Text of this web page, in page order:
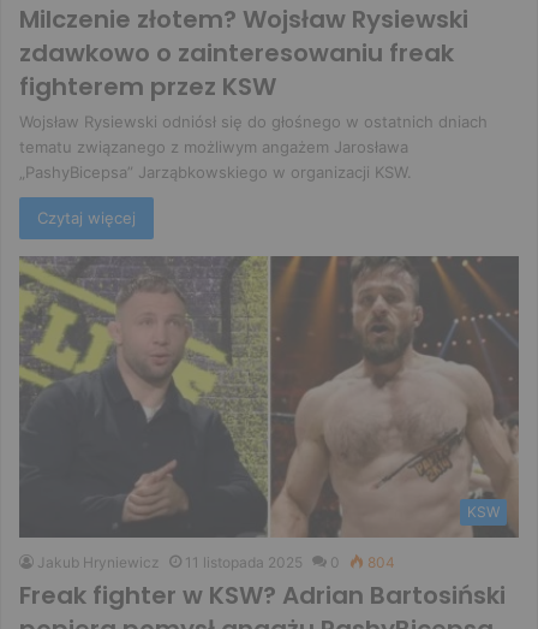
Milczenie złotem? Wojsław Rysiewski
zdawkowo o zainteresowaniu freak
fighterem przez KSW
Wojsław Rysiewski odniósł się do głośnego w ostatnich dniach
tematu związanego z możliwym angażem Jarosława
„PashyBicepsa” Jarząbkowskiego w organizacji KSW.
Czytaj więcej
KSW
Jakub Hryniewicz 11 listopada 2025 0 804
Freak fighter w KSW? Adrian Bartosiński